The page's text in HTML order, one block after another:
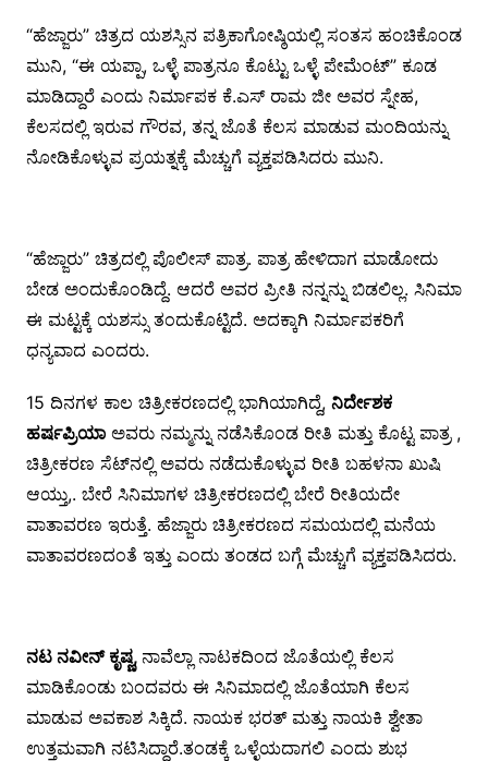
“ಹೆಜ್ಜಾರು” ಚಿತ್ರದ ಯಶಸ್ಸಿನ ಪತ್ರಿಕಾಗೋಷ್ಠಿಯಲ್ಲಿ ಸಂತಸ ಹಂಚಿಕೊಂಡ
ಮುನಿ, “ಈ ಯಪ್ಪಾ, ಒಳ್ಳೆ ಪಾತ್ರನೂ ಕೊಟ್ಟು ಒಳ್ಳೆ ಪೇಮೆಂಟ್” ಕೂಡ
ಮಾಡಿದ್ದಾರೆ ಎಂದು ನಿರ್ಮಾಪಕ ಕೆ.ಎಸ್ ರಾಮ ಜೀ ಅವರ ಸ್ನೇಹ,
ಕೆಲಸದಲ್ಲಿ ಇರುವ ಗೌರವ, ತನ್ನ ಜೊತೆ ಕೆಲಸ ಮಾಡುವ ಮಂದಿಯನ್ನು
ನೋಡಿಕೊಳ್ಳುವ ಪ್ರಯತ್ನಕ್ಕೆ ಮೆಚ್ಚುಗೆ ವ್ಯಕ್ತಪಡಿಸಿದರು ಮುನಿ.
“ಹೆಜ್ಜಾರು” ಚಿತ್ರದಲ್ಲಿ ಪೊಲೀಸ್ ಪಾತ್ರ. ಪಾತ್ರ ಹೇಳಿದಾಗ ಮಾಡೋದು
ಬೇಡ ಅಂದುಕೊಂಡಿದ್ದೆ. ಆದರೆ ಅವರ ಪ್ರೀತಿ ನನ್ನನ್ನು ಬಿಡಲಿಲ್ಲ. ಸಿನಿಮಾ
ಈ ಮಟ್ಟಕ್ಕೆ ಯಶಸ್ಸು ತಂದುಕೊಟ್ಟಿದೆ. ಅದಕ್ಕಾಗಿ ನಿರ್ಮಾಪಕರಿಗೆ
ಧನ್ಯವಾದ ಎಂದರು.
15 ದಿನಗಳ ಕಾಲ ಚಿತ್ರೀಕರಣದಲ್ಲಿ ಭಾಗಿಯಾಗಿದ್ದೆ, ನಿರ್ದೇಶಕ
ಹರ್ಷಪ್ರಿಯಾಅವರು ನಮ್ಮನ್ನು ನಡೆಸಿಕೊಂಡ ರೀತಿ ಮತ್ತು ಕೊಟ್ಟ ಪಾತ್ರ ,
ಚಿತ್ರೀಕರಣ ಸೆಟ್‍ನಲ್ಲಿ ಅವರು ನಡೆದುಕೊಳ್ಳುವ ರೀತಿ ಬಹಳನಾ ಖುಷಿ
ಆಯ್ತು,. ಬೇರೆ ಸಿನಿಮಾಗಳ ಚಿತ್ರೀಕರಣದಲ್ಲಿ ಬೇರೆ ರೀತಿಯದೇ
ವಾತಾವರಣ ಇರುತ್ತೆ. ಹೆಜ್ಜಾರು ಚಿತ್ರೀಕರಣದ ಸಮಯದಲ್ಲಿ ಮನೆಯ
ವಾತಾವರಣದಂತೆ ಇತ್ತು ಎಂದು ತಂಡದ ಬಗ್ಗೆ ಮೆಚ್ಚುಗೆ ವ್ಯಕ್ತಪಡಿಸಿದರು.
ನಟ ನವೀನ್ ಕೃಷ್ಣ, ನಾವೆಲ್ಲಾ ನಾಟಕದಿಂದ ಜೊತೆಯಲ್ಲಿ ಕೆಲಸ
ಮಾಡಿಕೊಂಡು ಬಂದವರು ಈ ಸಿನಿಮಾದಲ್ಲಿ ಜೊತೆಯಾಗಿ ಕೆಲಸ
ಮಾಡುವ ಅವಕಾಶ ಸಿಕ್ಕಿದೆ. ನಾಯಕ ಭರತ್ ಮತ್ತು ನಾಯಕಿ ಶ್ವೇತಾ
ಉತ್ತಮವಾಗಿ ನಟಿಸಿದ್ದಾರೆ.ತಂಡಕ್ಕೆ ಒಳ್ಳೆಯದಾಗಲಿ ಎಂದು ಶುಭ